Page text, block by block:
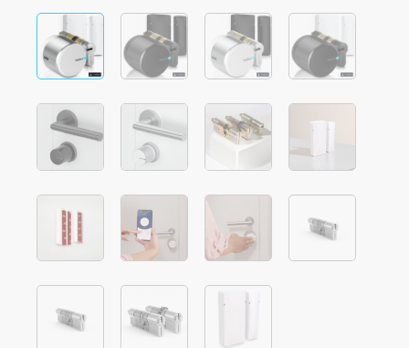
Tedee Bridge
Door Sensor
Cilindros